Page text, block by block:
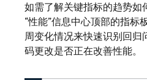
如需了解关键指标的趋势如
“性能”信息中心顶部的指标
周变化情况来快速识别回归
码更改是否正在改善性能。